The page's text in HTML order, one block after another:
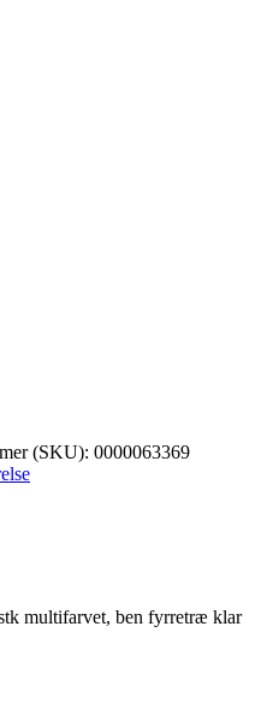
(SKU): 0000063369
multifarvet, ben fyrretræ klar